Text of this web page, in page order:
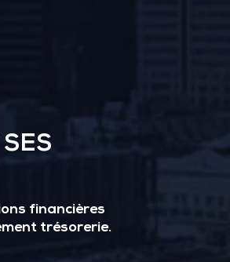
financières
trésorerie.